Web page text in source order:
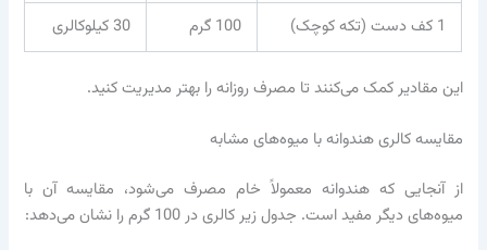
1 کف دست (تکه کوچک)
100 گرم 30 کیلوکالری
این مقادیر کمک می‌کنند تا مصرف روزانه را بهتر مدیریت کنید.
مقایسه کالری هندوانه با میوه‌های مشابه
از آنجایی که هندوانه معمولاً خام مصرف می‌شود، مقایسه آن با
میوه‌های دیگر مفید است. جدول زیر کالری در 100 گرم را نشان می‌دهد: